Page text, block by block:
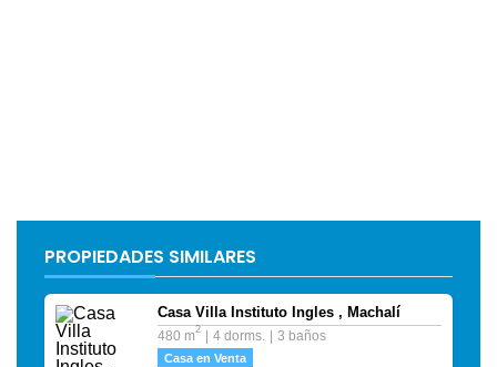
PROPIEDADES SIMILARES
Casa Villa Instituto Ingles , Machalí
480 m2 4 dorms. 3 baños
Casa en Venta